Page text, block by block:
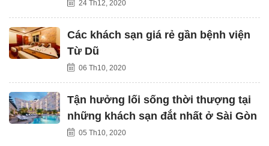
24 Th12, 2020
Các khách sạn giá rẻ gần bệnh viện
Từ Dũ
06 Th10, 2020
Tận hưởng lối sống thời thượng tại
những khách sạn đắt nhất ở Sài Gòn
05 Th10, 2020